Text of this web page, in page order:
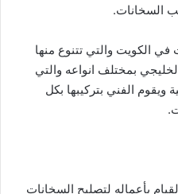
السخانات.
في الكويت والتي تتنوع منها
بمختلف انواعه والتي
ويقوم الفني بتركيبها بكل
بأعماله لتصليح السخانات